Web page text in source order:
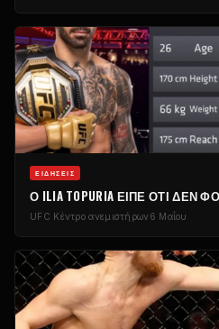
ΕΙΔΉΣΕΙΣ
Ο ILIA TOPURIA ΕΊΠΕ ΌΤΙ ΔΕΝ
UFC Κέντρο ανεμιστήρων6 Μαΐου